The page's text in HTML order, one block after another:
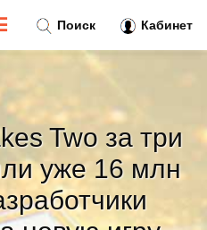
Two за три
уже 16 млн
Поиск Кабинет